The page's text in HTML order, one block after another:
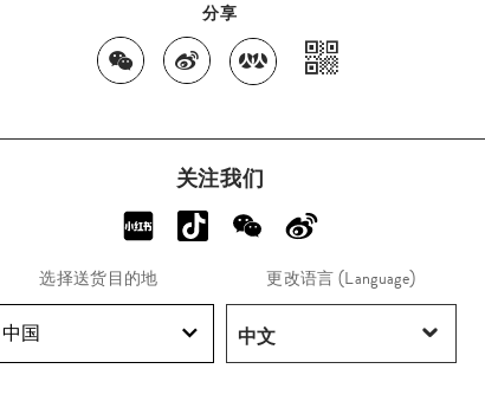
分享
关注我们
选择送货目的地
中国
更改语言 (Language)